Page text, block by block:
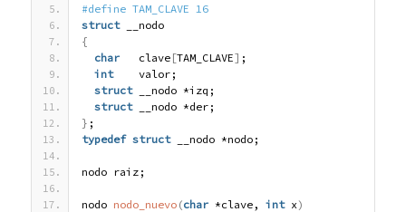
#define TAM_CLAVE 16
struct __nodo
{
char
   clave
[TAM_CLAVE] ;
int
    valor;
struct __nodo *izq;
struct __nodo *der;
} ;
typedef struct __nodo *nodo;
nodo raiz;
nodo nodo_nuevo (char *clave, int x)